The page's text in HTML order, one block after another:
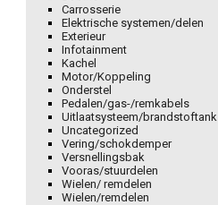
Carrosserie
Elektrische systemen/delen
Exterieur
Infotainment
Kachel
Motor/Koppeling
Onderstel
Pedalen/gas-/remkabels
Uitlaatsysteem/brandstoftank
Uncategorized
Vering/schokdemper
Versnellingsbak
Vooras/stuurdelen
Wielen/ remdelen
Wielen/remdelen